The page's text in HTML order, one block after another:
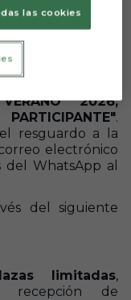
transferencia
4920; o en
CLUB DE
2026,
.
resguardo a la
electrónico
del WhatsApp al
del siguiente
limitadas,
recepción de
las cookies